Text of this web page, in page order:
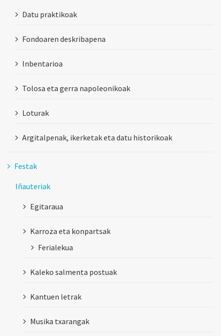
Datu praktikoak
Fondoaren deskribapena
Inbentarioa
Tolosa eta gerra napoleonikoak
Loturak
Argitalpenak, ikerketak eta datu historikoak
Festak
Iñauteriak
Egitaraua
Karroza eta konpartsak
Ferialekua
Kaleko salmenta postuak
Kantuen letrak
Musika txarangak